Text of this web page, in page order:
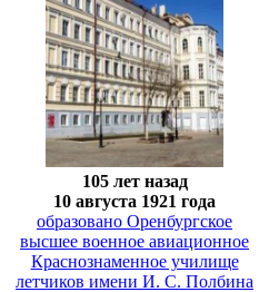
105 лет назад
10 августа 1921 года
образовано Оренбургское
высшее военное авиационное
Краснознаменное училище
летчиков имени И. С. Полбина